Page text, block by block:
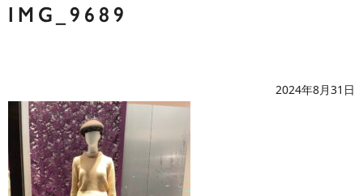
IMG_9689
2024年8月31日